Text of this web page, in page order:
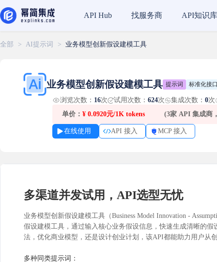
全部 > AI提示词 > 业务模型创新假设建模工具
业务模型创新假设建模工具 提示词 标准化接
浏览次数： 16次 试用次数： 624次 集成次数： 0次
单价： ¥ 0.0920元/1K tokens (3家 API 集成商
在线使用 API 接入 MCP 接入
多渠道并发试用，API选型无忧
业务模型创新假设建模工具（Business Model Innovation -
假设建模工具，通过输入核心业务假设信息，快速生成清晰的假
法，优化商业模型，还是设计创业计划，该API都能助力用户从
多种同类提示词：
API Hub 找服务商 API知识库